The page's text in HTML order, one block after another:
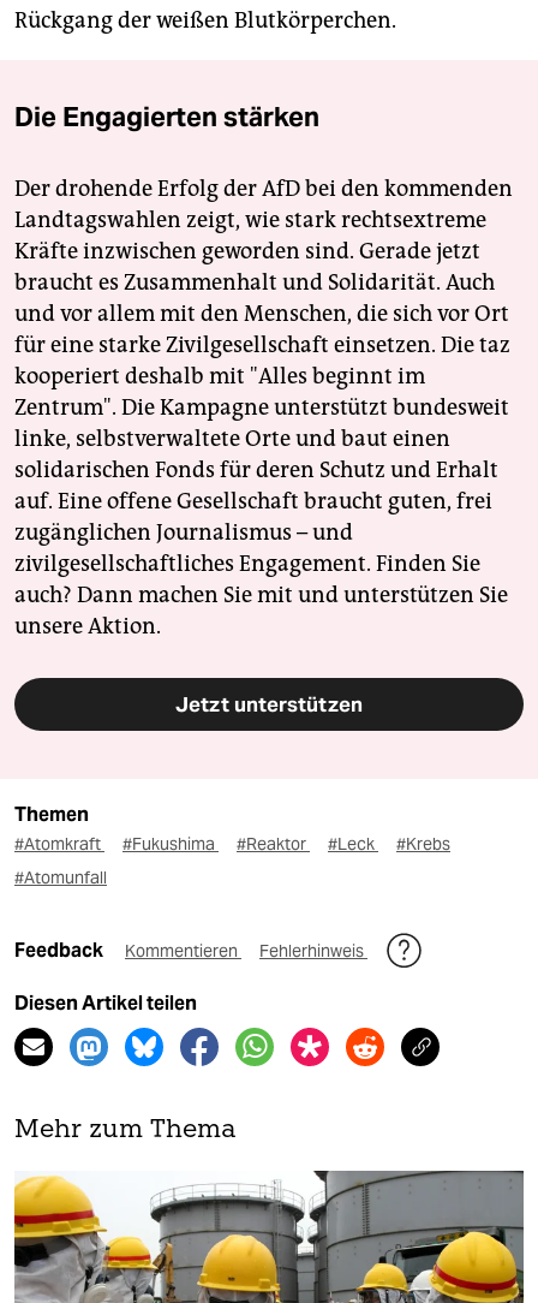
Rückgang der weißen Blutkörperchen.
Die Engagierten stärken
Der drohende Erfolg der AfD bei den kommenden
Landtagswahlen zeigt, wie stark rechtsextreme
Kräfte inzwischen geworden sind. Gerade jetzt
braucht es Zusammenhalt und Solidarität. Auch
und vor allem mit den Menschen, die sich vor Ort
für eine starke Zivilgesellschaft einsetzen. Die taz
kooperiert deshalb mit "Alles beginnt im
Zentrum". Die Kampagne unterstützt bundesweit
linke, selbstverwaltete Orte und baut einen
solidarischen Fonds für deren Schutz und Erhalt
auf. Eine offene Gesellschaft braucht guten, frei
zugänglichen Journalismus – und
zivilgesellschaftliches Engagement. Finden Sie
auch? Dann machen Sie mit und unterstützen Sie
unsere Aktion.
Jetzt unterstützen
Themen
#Atomkraft #Fukushima #Reaktor #Leck
#Krebs
#Atomunfall
Feedback Kommentieren Fehlerhinweis
Diesen Artikel teilen
Mehr zum Thema